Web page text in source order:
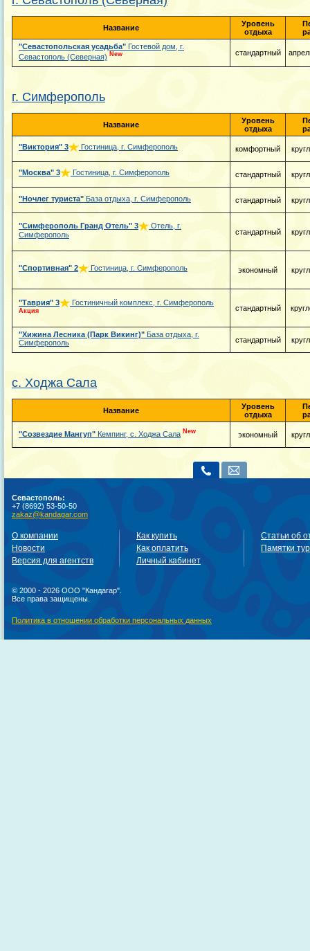
Название
Уровень
отдыха
"Севастопольская усадьба" Гостевой дом, г.
Севастополь (Северная) New стандартный
г. Симферополь
Название
Уровень
отдыха
"Виктория" 3 Гостиница, г. Симферополь комфортный
"Москва" 3 Гостиница, г. Симферополь стандартный
"Ночлег туриста" База отдыха, г. Симферополь стандартный
"Симферополь Гранд Отель" 3
Отель, г.
Симферополь
стандартный
"Спортивная" 2 Гостиница, г. Симферополь экономный
"Таврия" 3 Гостиничный комплекс, г. Симферополь
Акция стандартный
"Хижина Лесника (Парк Викинг)" База отдыха, г.
Симферополь
стандартный
с. Ходжа Сала
Название
Уровень
отдыха
"Созвездие Мангуп" Кемпинг, с. Ходжа Сала New экономный
Севастополь:
+7 (8692) 53-50-50
zakaz@kandagar.com
О компании
Новости
Версия для агентств
Как купить
Как оплатить
Личный кабинет
Статьи об
Памятки
© 2000 - 2026 ООО "Кандагар".
Все права защищены.
Политика в отношении обработки персональных данных